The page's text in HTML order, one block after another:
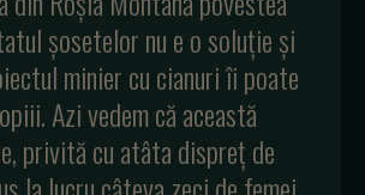
șosetelor nu e o soluție și
minier cu cianuri îi poate
Azi vedem că această
privită cu atâta dispreț de